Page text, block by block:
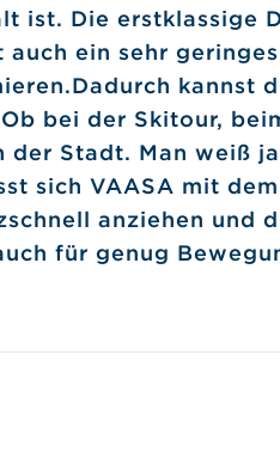
ist. Die erstklassige
auch ein sehr
kannst
bei der Skitour,
Stadt. Man weiß
sich VAASA mit
anziehen und
für genug